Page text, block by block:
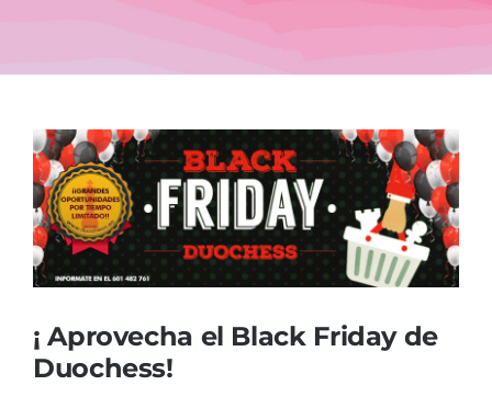
Ver
imagen
más
grande
¡ Aprovecha el Black Friday de
Duochess!